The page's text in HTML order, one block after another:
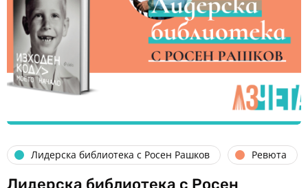
Лидерска библиотека с Росен Рашков Ревюта
Лидерска библиотека с Росен